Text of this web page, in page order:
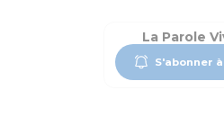
La Parole
S'abonner